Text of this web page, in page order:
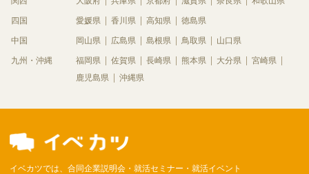
四国 愛媛県 香川県 高知県 徳島県
中国 岡山県 広島県 島根県 鳥取県 山口県
九州・沖縄 福岡県 佐賀県 長崎県 熊本県 大分県
宮崎県
鹿児島県
沖縄県
イベカツでは、合同企業説明会・就活セミナー・就活イベント